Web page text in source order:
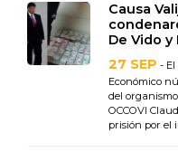
Causa
De Vido y
27 SEP -
Económico
del
OCCOVI
prisión por el